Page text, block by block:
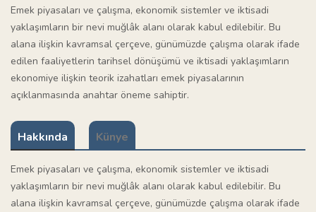
Emek piyasaları ve çalışma, ekonomik sistemler ve iktisadi
yaklaşımların bir nevi muğlâk alanı olarak kabul edilebilir. Bu
alana ilişkin kavramsal çerçeve, günümüzde çalışma olarak ifade
edilen faaliyetlerin tarihsel dönüşümü ve iktisadi yaklaşımların
ekonomiye ilişkin teorik izahatları emek piyasalarının
açıklanmasında anahtar öneme sahiptir.
Hakkında Künye
Emek piyasaları ve çalışma, ekonomik sistemler ve iktisadi
yaklaşımların bir nevi muğlâk alanı olarak kabul edilebilir. Bu
alana ilişkin kavramsal çerçeve, günümüzde çalışma olarak ifade